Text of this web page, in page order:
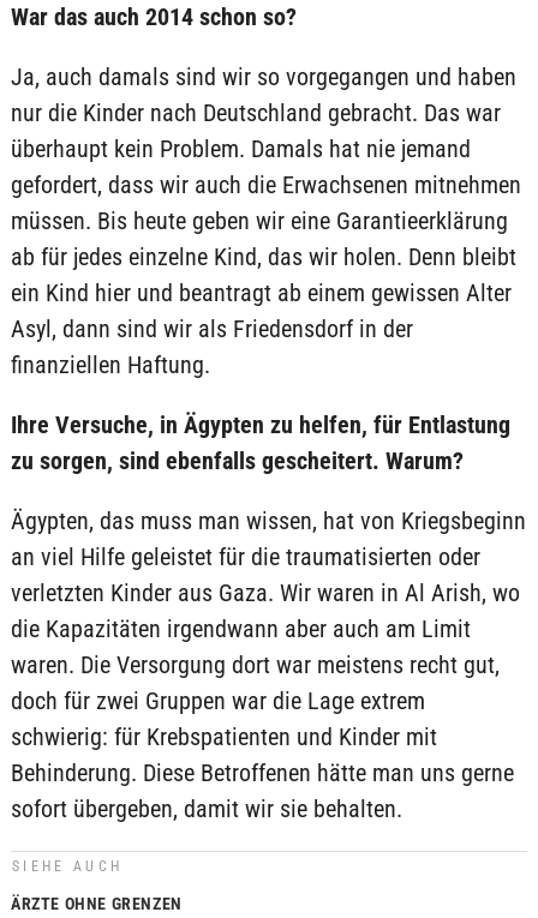
War das auch 2014 schon so?
Ja, auch damals sind wir so vorgegangen und haben
nur die Kinder nach Deutschland gebracht. Das war
überhaupt kein Problem. Damals hat nie jemand
gefordert, dass wir auch die Erwachsenen mitnehmen
müssen. Bis heute geben wir eine Garantieerklärung
ab für jedes einzelne Kind, das wir holen. Denn bleibt
ein Kind hier und beantragt ab einem gewissen Alter
Asyl, dann sind wir als Friedensdorf in der
finanziellen Haftung.
Ihre Versuche, in Ägypten zu helfen, für Entlastung
zu sorgen, sind ebenfalls gescheitert. Warum?
Ägypten, das muss man wissen, hat von Kriegsbeginn
an viel Hilfe geleistet für die traumatisierten oder
verletzten Kinder aus Gaza. Wir waren in Al Arish, wo
die Kapazitäten irgendwann aber auch am Limit
waren. Die Versorgung dort war meistens recht gut,
doch für zwei Gruppen war die Lage extrem
schwierig: für Krebspatienten und Kinder mit
Behinderung. Diese Betroffenen hätte man uns gerne
sofort übergeben, damit wir sie behalten.
SIEHE AUCH
ÄRZTE OHNE GRENZEN